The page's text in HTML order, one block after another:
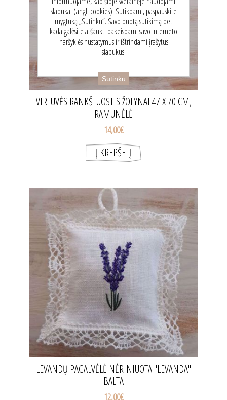
VIRTUVĖS RANKŠLUOSTIS ŽOLYNAI 47 X 70 CM,
RAMUNĖLĖ
14,00€
LEVANDŲ PAGALVĖLĖ NĖRINIUOTA "LEVANDA"
BALTA
12,00€
slapukai (angl. cookies). Sutikdami, paspauskite
mygtuką „Sutinku“. Savo duotą sutikimą bet
kada galėsite atšaukti pakeisdami savo interneto
naršyklės nustatymus ir ištrindami įrašytus
slapukus.
Sutinku